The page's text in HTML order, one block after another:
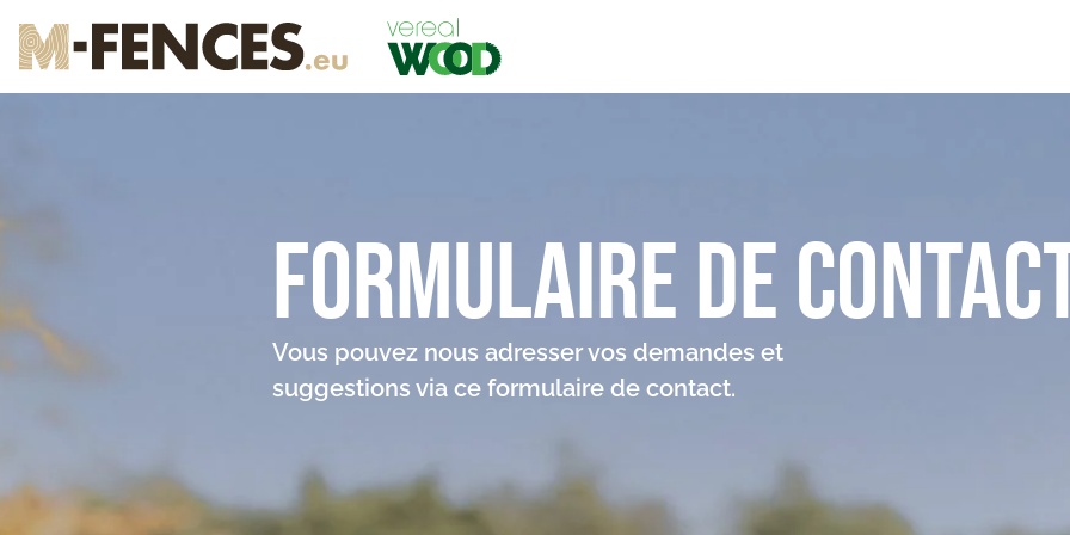
Formulaire de
Vous pouvez nous adresser vos demandes et
suggestions via ce formulaire de contact.